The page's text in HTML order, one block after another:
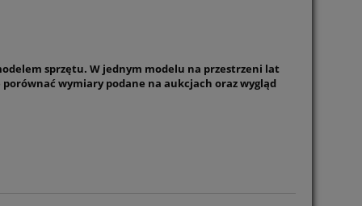
sprzętu. W jednym modelu na przestrzeni lat
wymiary podane na aukcjach oraz wygląd